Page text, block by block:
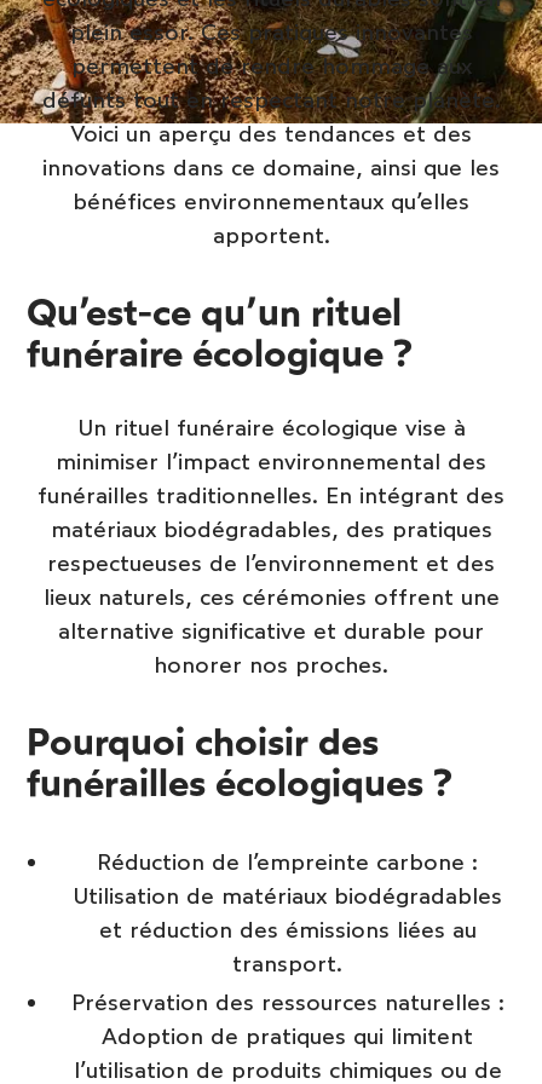
plein essor. Ces pratiques innovantes
permettent de rendre hommage aux
défunts tout en respectant notre planète.
Voici un aperçu des tendances et des
innovations dans ce domaine, ainsi que les
bénéfices environnementaux qu’elles
apportent.
Qu’est-ce qu’un rituel
funéraire écologique ?
Un rituel funéraire écologique vise à
minimiser l’impact environnemental des
funérailles traditionnelles. En intégrant des
matériaux biodégradables, des pratiques
respectueuses de l’environnement et des
lieux naturels, ces cérémonies offrent une
alternative significative et durable pour
honorer nos proches.
Pourquoi choisir des
funérailles écologiques ?
Réduction de l’empreinte carbone :
Utilisation de matériaux biodégradables
et réduction des émissions liées au
transport.
Préservation des ressources naturelles :
Adoption de pratiques qui limitent
l’utilisation de produits chimiques ou de